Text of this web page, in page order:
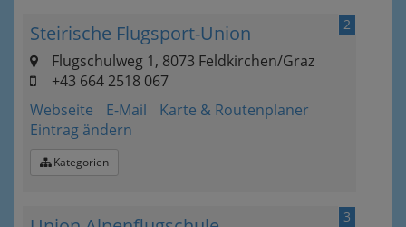
2
Steirische Flugsport-Union
Flugschulweg 1, 8073 Feldkirchen/Graz
+43 664 2518 067
Webseite
E-Mail
Karte & Routenplaner
Eintrag ändern
Kategorien
3